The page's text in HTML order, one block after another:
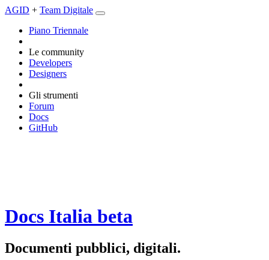
AGID + Team Digitale
Piano Triennale
Le community
Developers
Designers
Gli strumenti
Forum
Docs
GitHub
Docs Italia beta
Documenti pubblici, digitali.